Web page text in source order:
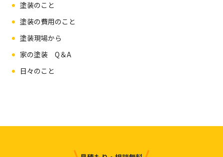
塗装のこと
塗装の費用のこと
塗装現場から
家の塗装 Q＆A
日々のこと